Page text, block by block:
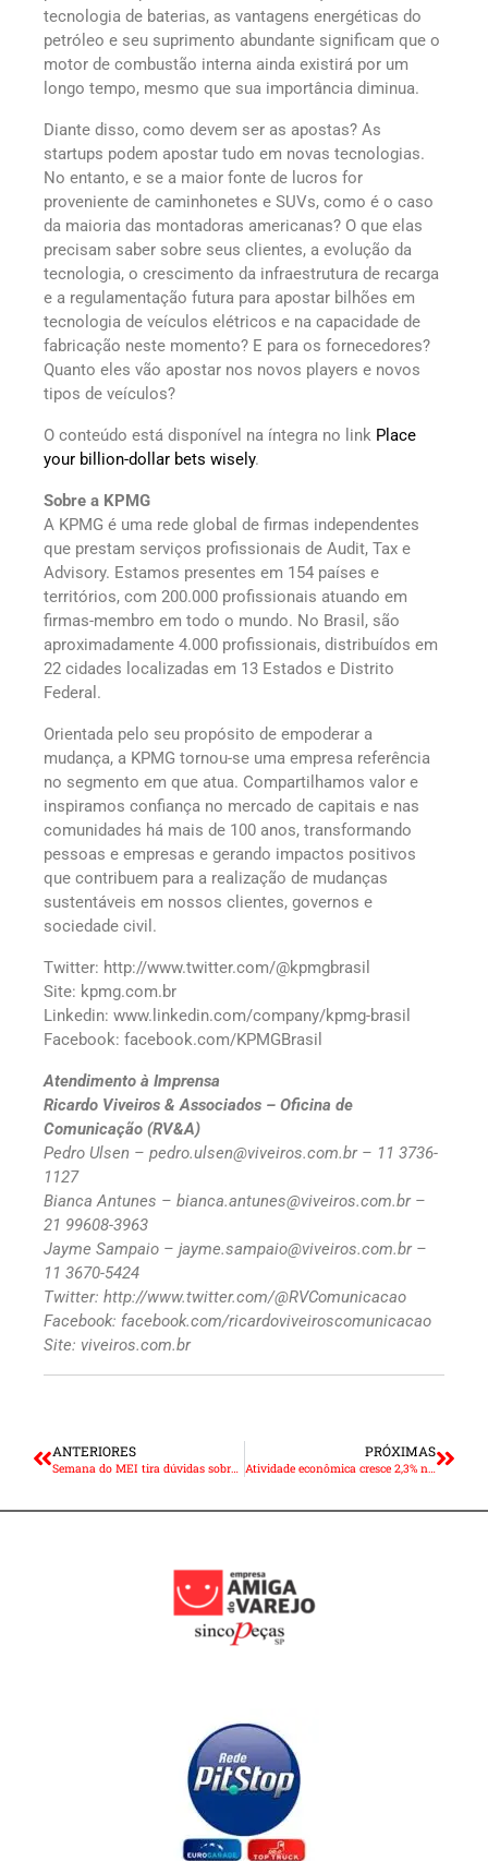
tecnologia de baterias, as vantagens energéticas do
petróleo e seu suprimento abundante significam que o
motor de combustão interna ainda existirá por um
longo tempo, mesmo que sua importância diminua.
Diante disso, como devem ser as apostas? As
startups podem apostar tudo em novas tecnologias.
No entanto, e se a maior fonte de lucros for
proveniente de caminhonetes e SUVs, como é o caso
da maioria das montadoras americanas? O que elas
precisam saber sobre seus clientes, a evolução da
tecnologia, o crescimento da infraestrutura de recarga
e a regulamentação futura para apostar bilhões em
tecnologia de veículos elétricos e na capacidade de
fabricação neste momento? E para os fornecedores?
Quanto eles vão apostar nos novos players e novos
tipos de veículos?
O conteúdo está disponível na íntegra no link Place
your billion-dollar bets wisely.
Sobre a KPMG
A KPMG é uma rede global de firmas independentes
que prestam serviços profissionais de Audit, Tax e
Advisory. Estamos presentes em 154 países e
territórios, com 200.000 profissionais atuando em
firmas-membro em todo o mundo. No Brasil, são
aproximadamente 4.000 profissionais, distribuídos em
22 cidades localizadas em 13 Estados e Distrito
Federal.
Orientada pelo seu propósito de empoderar a
mudança, a KPMG tornou-se uma empresa referência
no segmento em que atua. Compartilhamos valor e
inspiramos confiança no mercado de capitais e nas
comunidades há mais de 100 anos, transformando
pessoas e empresas e gerando impactos positivos
que contribuem para a realização de mudanças
sustentáveis em nossos clientes, governos e
sociedade civil.
Twitter: http://www.twitter.com/@kpmgbrasil
Site: kpmg.com.br
Linkedin: www.linkedin.com/company/kpmg-brasil
Facebook: facebook.com/KPMGBrasil
Atendimento à Imprensa
Ricardo Viveiros & Associados – Oficina de
Comunicação (RV&A)
Pedro Ulsen – pedro.ulsen@viveiros.com.br – 11 3736-
1127
Bianca Antunes – bianca.antunes@viveiros.com.br –
21 99608-3963
Jayme Sampaio – jayme.sampaio@viveiros.com.br –
11 3670-5424
Twitter: http://www.twitter.com/@RVComunicacao
Facebook: facebook.com/ricardoviveiroscomunicacao
Site: viveiros.com.br
ANTERIORES
Semana do MEI tira dúvidas sobre como vender pela internet
PRÓXIMAS
Atividade econômica cresce 2,3% no primeiro trimestre, diz BC